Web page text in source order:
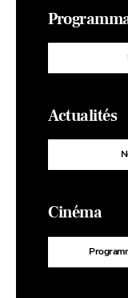
Actualités
Cinéma